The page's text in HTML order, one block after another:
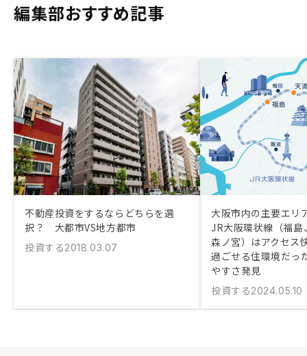
編集部おすすめ記事
不動産投資をするならどちらを選
択？ 大都市VS地方都市
投資する2018.03.07
大阪市内の主要エリ
JR大阪環状線（福
森ノ宮）はアクセス
過ごせる住環境だっ
やすさ発見
投資する2024.05.10